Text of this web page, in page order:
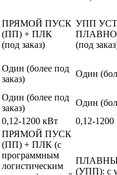
ПРЯМОЙ ПУСК
(ПП) + ПЛК
(под заказ)
УПП
(под
Один (более под
заказ)
Один
Один (более под
заказ)
Один
0,12-1200 кВт 0,12-1200
ПРЯМОЙ ПУСК
(ПП) + ПЛК (с
программным
логистическим
(УПП): с